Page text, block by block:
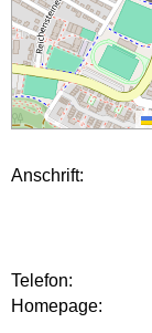
Anschrift:
Telefon:
Homepage: